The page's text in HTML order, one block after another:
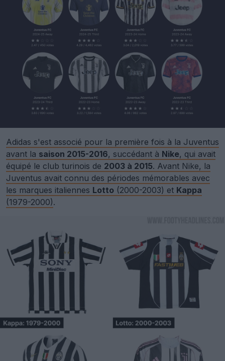
Adidas s'est associé pour la première fois à la Juventus
avant la saison 2015-2016, succédant à Nike, qui avait
équipé le club turinois de 2003 à 2015. Avant Nike, la
Juventus avait connu des périodes mémorables avec
les marques italiennes Lotto (2000-2003) et Kappa
(1979-2000).